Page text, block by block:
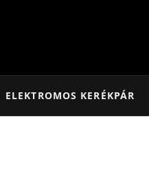
ELEKTROMOS KERÉKPÁR